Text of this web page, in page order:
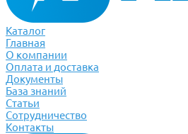
Каталог
Главная
О компании
Оплата и доставка
Документы
База знаний
Статьи
Сотрудничество
Контакты